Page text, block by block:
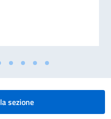
VICE PRESIDENTE DEL
sezione